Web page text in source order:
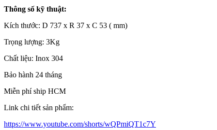
Thông số kỹ thuật:
Kích thước: D 737 x R 37 x C 53 ( mm)
Trọng lượng: 3Kg
Chất liệu: Inox 304
Bảo hành 24 tháng
Miễn phí ship HCM
Link chi tiết sản phẩm:
https://www.youtube.com/shorts/wQPmiQT1c7Y